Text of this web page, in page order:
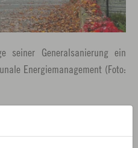
seiner Generalsanierung ein
Energiemanagement (Foto: